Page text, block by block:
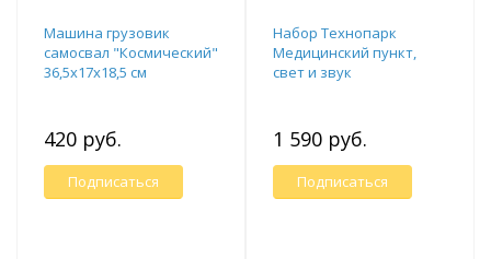
Машина грузовик
самосвал "Космический"
36,5х17х18,5 см
420 руб.
Подписаться
Набор Технопарк
Медицинский пункт,
свет и звук
1 590 руб.
Подписаться